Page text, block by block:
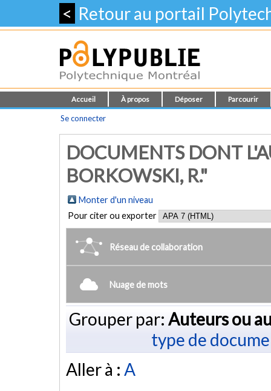
< Retour au portail
Accueil À propos Déposer Parcourir
Se connecter
DOCUMENTS DONT
BORKOWSKI, R."
Monter d'un niveau
Pour citer ou exporter
Réseau de collaboration
Nuage de mots
Grouper par: Auteurs ou
type de
Aller à : A